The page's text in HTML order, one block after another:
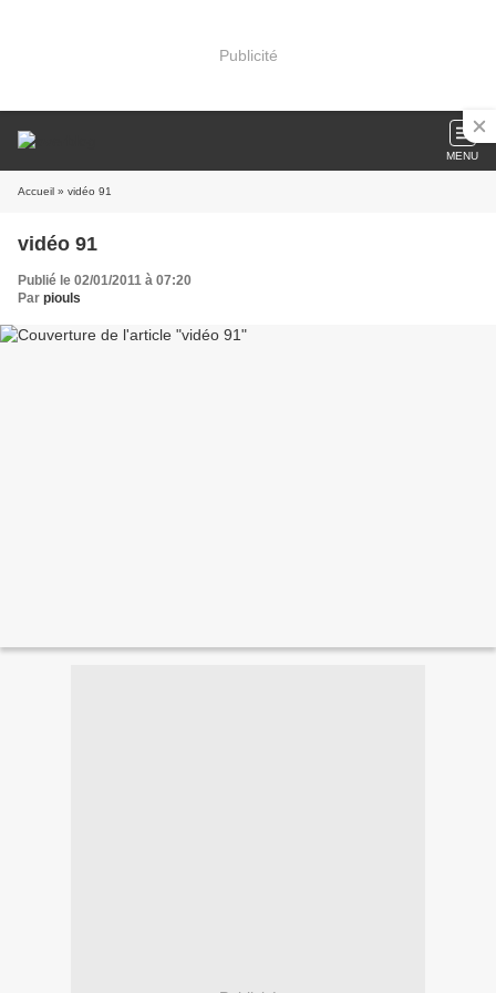
Publicité
MENU
Accueil » vidéo 91
vidéo 91
Publié le 02/01/2011 à 07:20
Par piouls